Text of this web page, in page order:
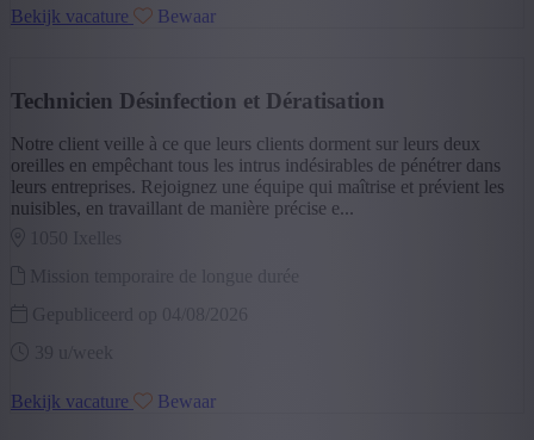
Bekijk vacature Bewaar
Technicien Désinfection et Dératisation
Notre client veille à ce que leurs clients dorment sur leurs deux
oreilles en empêchant tous les intrus indésirables de pénétrer dans
leurs entreprises. Rejoignez une équipe qui maîtrise et prévient les
nuisibles, en travaillant de manière précise e...
Mission temporaire de longue durée
Gepubliceerd op 04/08/2026
39 u/week
Bekijk vacature Bewaar